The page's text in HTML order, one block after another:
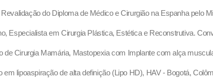
Revalidação do Diploma de Médico e Cirurgião na Espanha pelo
Especialista em Cirurgia Plástica, Estética e Reconstrutiva.
de Cirurgia Mamária, Mastopexia com Implante com alça
em lipoaspiração de alta definição (Lipo HD), HAV - Bogotá,